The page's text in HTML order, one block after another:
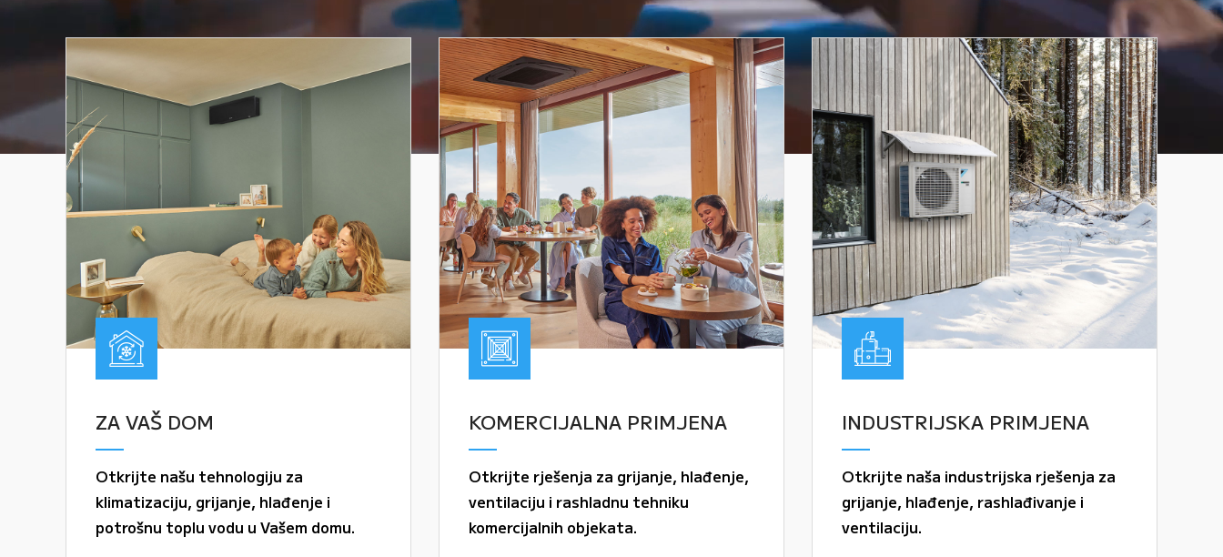
ZA VAŠ DOM
Otkrijte našu tehnologiju za
klimatizaciju, grijanje, hlađenje i
potrošnu toplu vodu u Vašem domu.
KOMERCIJALNA PRIMJENA
Otkrijte rješenja za grijanje, hlađenje,
ventilaciju i rashladnu tehniku
komercijalnih objekata.
INDUSTRIJSKA PRIMJENA
Otkrijte naša industrijska rješenja za
grijanje, hlađenje, rashlađivanje i
ventilaciju.